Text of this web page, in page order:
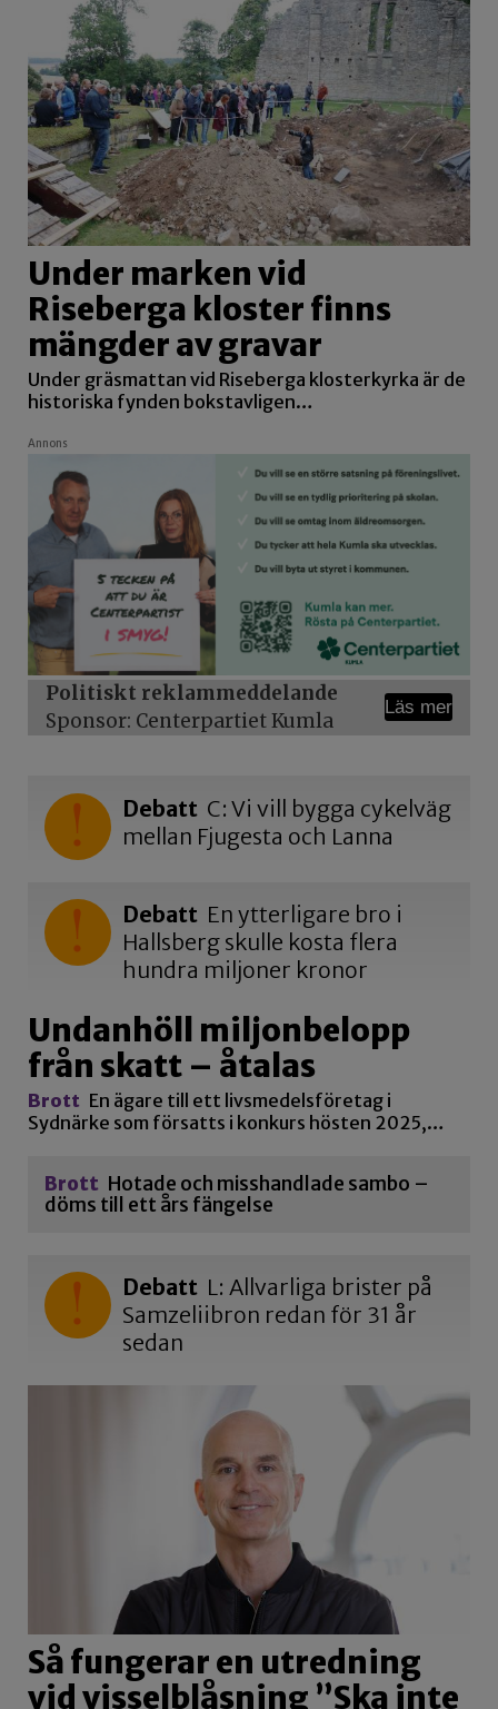
Under marken vid
Riseberga kloster finns
mängder av gravar
Under gräsmattan vid Riseberga klosterkyrka är de
historiska fynden bokstavligen…
Annons
Politiskt reklammeddelande
Sponsor: Centerpartiet Kumla
Läs mer
Debatt C: Vi vill bygga cykelväg
mellan Fjugesta och Lanna
Debatt En ytterligare bro i
Hallsberg skulle kosta flera
hundra miljoner kronor
Undanhöll miljonbelopp
från skatt – åtalas
Brott En ägare till ett livsmedelsföretag i
Sydnärke som försatts i konkurs hösten 2025,…
Brott Hotade och misshandlade sambo –
döms till ett års fängelse
Debatt L: Allvarliga brister på
Samzeliibron redan för 31 år
sedan
Så fungerar en utredning
vid visselblåsning ”Ska inte